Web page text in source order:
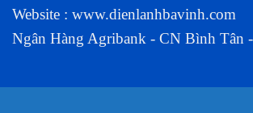
Website : www.dienlanhbavinh.com
Ngân Hàng Agribank - CN Bình Tân